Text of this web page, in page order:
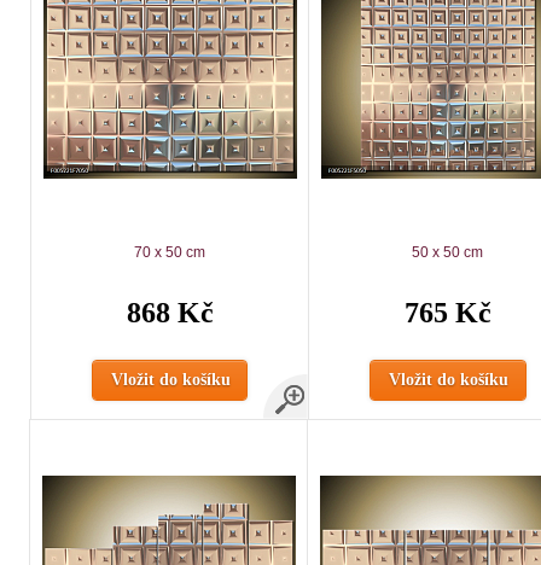
70 x 50 cm
868 Kč
Vložit do košíku
50 x 50 cm
765 Kč
Vložit do košíku